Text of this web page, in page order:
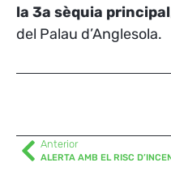
la 3a sèquia principal
del Palau d’Anglesola.
Anterior